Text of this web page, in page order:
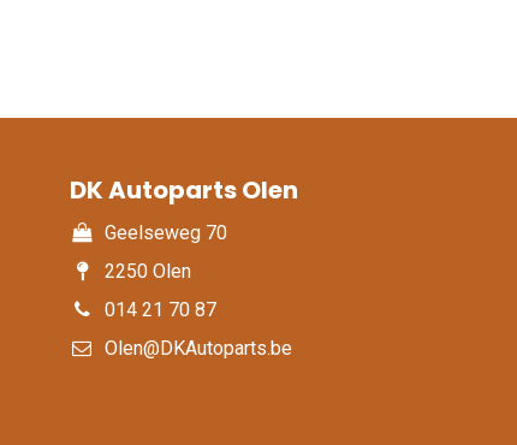
DK Autoparts Olen​
Geelseweg 70
2250 Olen
014 21 70 87
Olen@DKAutoparts.be